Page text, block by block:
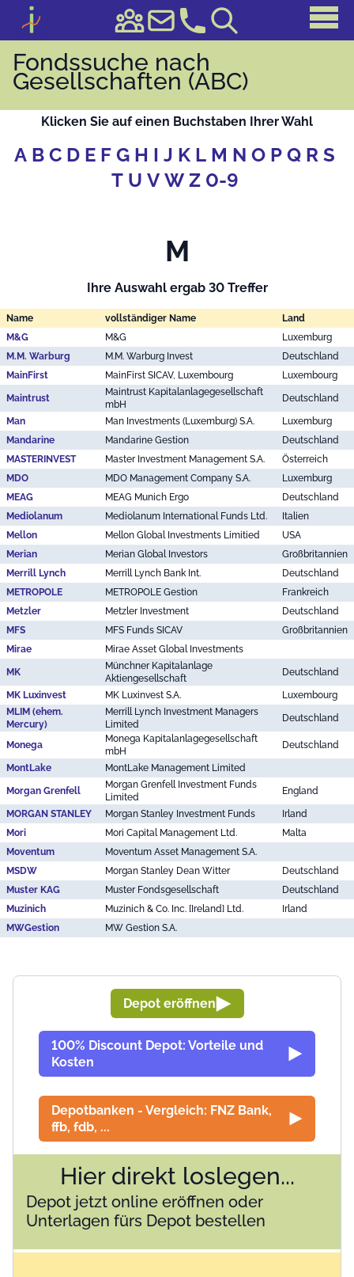
Fondssuche nach
Gesellschaften (ABC)
Klicken Sie auf einen Buchstaben Ihrer Wahl
A B C D E F G H I J K L M N O P Q R S
T U V W Z 0-9
M
Ihre Auswahl ergab 30 Treffer
Name vollständiger Name
Land
M&G
M&G
Luxemburg
M.M. Warburg
M.M. Warburg Invest
Deutschland
MainFirst
MainFirst SICAV, Luxembourg Luxembourg
Maintrust
Maintrust Kapitalanlagegesellschaft
mbH
Deutschland
Man Man Investments (Luxemburg) S.A.
Luxemburg
Mandarine
Mandarine Gestion
Deutschland
MASTERINVEST
Master Investment Management S.A.
Österreich
MDO
MDO Management Company S.A.
Luxemburg
MEAG
MEAG Munich Ergo
Deutschland
Mediolanum
Mediolanum International Funds Ltd.
Italien
Mellon
Mellon Global Investments Limitied
USA
Merian
Merian Global Investors
Großbritannien
Merrill Lynch
Merrill Lynch Bank Int.
Deutschland
METROPOLE
METROPOLE Gestion
Frankreich
Metzler
Metzler Investment
Deutschland
MFS
MFS Funds SICAV
Großbritannien
Mirae
Mirae Asset Global Investments
MK
Münchner Kapitalanlage
Aktiengesellschaft
Deutschland
MK Luxinvest MK Luxinvest S.A.
Luxembourg
MLIM (ehem.
Mercury)
Merrill Lynch Investment Managers
Limited
Deutschland
Monega
Monega Kapitalanlagegesellschaft
mbH
Deutschland
MontLake MontLake Management Limited
Morgan Grenfell
Morgan Grenfell Investment Funds
Limited
England
MORGAN STANLEY Morgan Stanley Investment Funds
Irland
Mori
Mori Capital Management Ltd.
Malta
Moventum
Moventum Asset Management S.A.
MSDW
Morgan Stanley Dean Witter
Deutschland
Muster KAG
Muster Fondsgesellschaft
Deutschland
Muzinich
Muzinich & Co. Inc. [Ireland] Ltd.
Irland
MWGestion
MW Gestion S.A.
Depot eröffnen
100% Discount Depot: Vorteile und
Kosten
Depotbanken - Vergleich: FNZ Bank,
ffb, fdb, ...
Hier direkt loslegen...
Depot jetzt online eröffnen oder
Unterlagen fürs Depot bestellen